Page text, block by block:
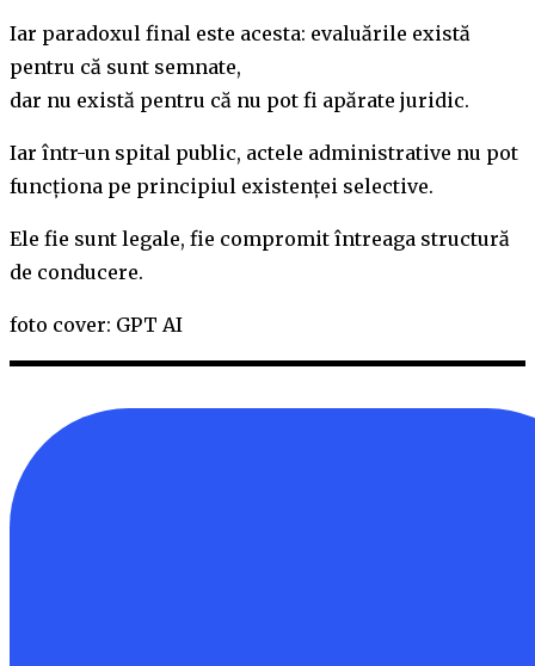
Iar paradoxul final este acesta: evaluările există
pentru că sunt semnate,
dar nu există pentru că nu pot fi apărate juridic.
Iar într-un spital public, actele administrative nu pot
funcționa pe principiul existenței selective.
Ele fie sunt legale, fie compromit întreaga structură
de conducere.
foto cover: GPT AI